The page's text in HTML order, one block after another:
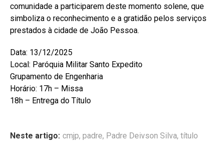
comunidade a participarem deste momento solene, que
simboliza o reconhecimento e a gratidão pelos serviços
prestados à cidade de João Pessoa.
Data: 13/12/2025
Local: Paróquia Militar Santo Expedito
Grupamento de Engenharia
Horário: 17h – Missa
18h – Entrega do Título
Neste artigo: cmjp, padre, Padre Deivson Silva, título